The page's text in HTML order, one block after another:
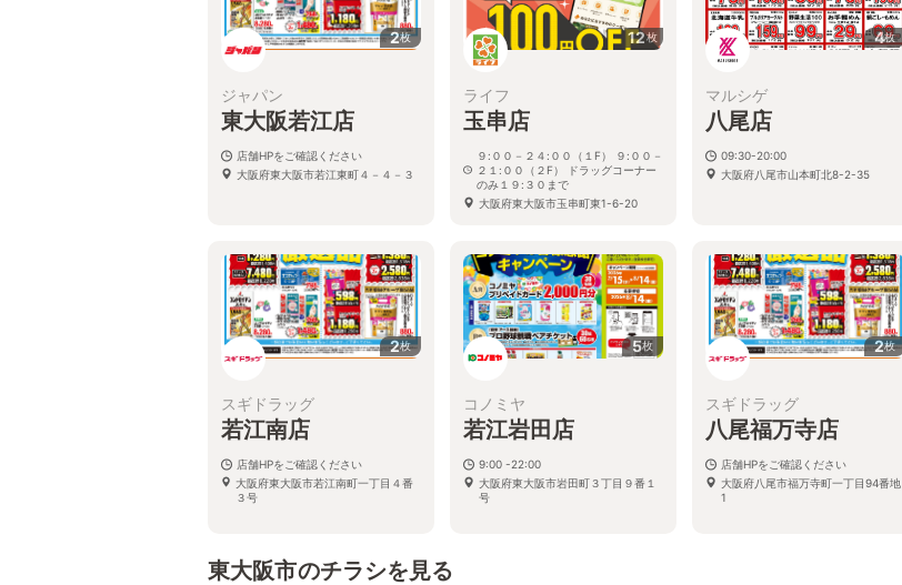
2枚
ジャパン
東大阪若江店
店舗HPをご確認ください
大阪府東大阪市若江東町４－４－３
12枚
ライフ
玉串店
９:００－２４:００（１F） ９:００－
２１:００（２F） ドラッグコーナー
のみ１９:３０まで
大阪府東大阪市玉串町東1-6-20
4枚
マルシゲ
八尾店
09:30-20:00
大阪府八尾市山本町北8-2-35
2枚
スギドラッグ
若江南店
店舗HPをご確認ください
大阪府東大阪市若江南町一丁目４番
３号
5枚
コノミヤ
若江岩田店
9:00 -22:00
大阪府東大阪市岩田町３丁目９番１
号
2枚
スギドラッグ
八尾福万寺店
店舗HPをご確認ください
大阪府八尾市福万寺町一丁目94番地
1
東大阪市のチラシを見る